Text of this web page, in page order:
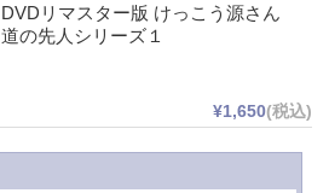
DVDリマスター版 けっこう源さん
道の先人シリーズ１
¥1,650(税込)